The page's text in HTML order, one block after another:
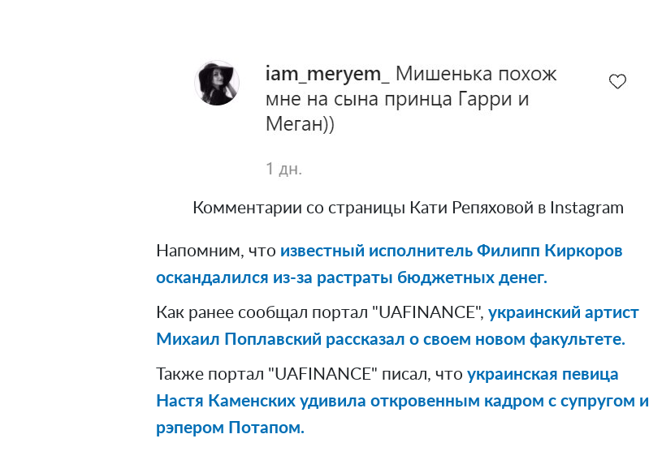
Комментарии со страницы Кати Репяховой в Instagram
Напомним, что известный исполнитель Филипп Киркоров
оскандалился из-за растраты бюджетных денег.
Как ранее сообщал портал "UAFINANCE", украинский артист
Михаил Поплавский рассказал о своем новом факультете.
Также портал "UAFINANCE" писал, что украинская певица
Настя Каменских удивила откровенным кадром с супругом и
рэпером Потапом.